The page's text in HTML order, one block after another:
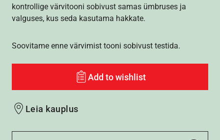
kontrollige värvitooni sobivust samas ümbruses ja
valguses, kus seda kasutama hakkate.
Soovitame enne värvimist tooni sobivust testida.
Add to wishlist
Leia kauplus